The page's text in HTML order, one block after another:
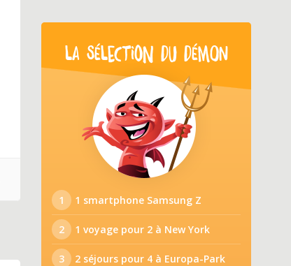
LA SÉLECTION DU DÉMON
1 1 smartphone Samsung Z
2 1 voyage pour 2 à New York
3 2 séjours pour 4 à Europa-Park